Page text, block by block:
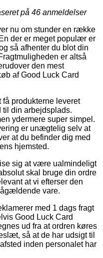
på 46 anmeldelser
nu om stunder en række
der er meget populær er
så afhenter du blot din
er altså
den mest
af Good Luck Card
produkterne leveret
til din arbejdsplads.
ydermere super simpel.
er unægtelig selv at
at du befinder dig med
hjemsted.
sig at være ualmindeligt
skal bruge din ordre
at vi efterser den
vare.
med 1 dags fragt
Good Luck Card
ud fra at ordren køres
så at de har udsigt til
inden personalet har